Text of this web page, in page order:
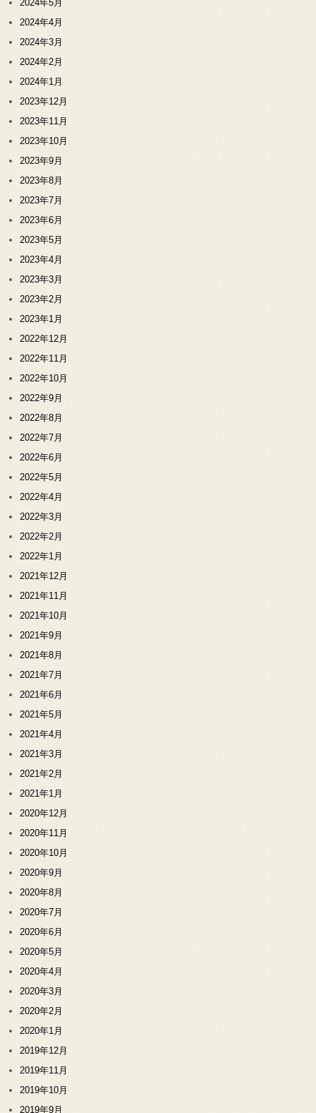
2024年5月
2024年4月
2024年3月
2024年2月
2024年1月
2023年12月
2023年11月
2023年10月
2023年9月
2023年8月
2023年7月
2023年6月
2023年5月
2023年4月
2023年3月
2023年2月
2023年1月
2022年12月
2022年11月
2022年10月
2022年9月
2022年8月
2022年7月
2022年6月
2022年5月
2022年4月
2022年3月
2022年2月
2022年1月
2021年12月
2021年11月
2021年10月
2021年9月
2021年8月
2021年7月
2021年6月
2021年5月
2021年4月
2021年3月
2021年2月
2021年1月
2020年12月
2020年11月
2020年10月
2020年9月
2020年8月
2020年7月
2020年6月
2020年5月
2020年4月
2020年3月
2020年2月
2020年1月
2019年12月
2019年11月
2019年10月
2019年9月